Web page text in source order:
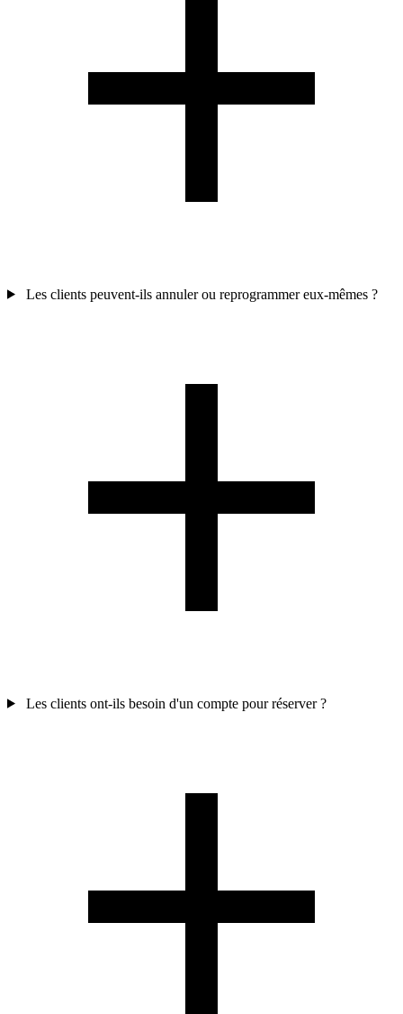
Les clients peuvent-ils annuler ou reprogrammer eux-mêmes ?
Les clients ont-ils besoin d'un compte pour réserver ?